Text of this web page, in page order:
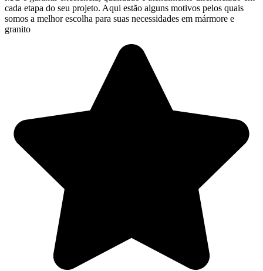
cada etapa do seu projeto. Aqui estão alguns motivos pelos quais
somos a melhor escolha para suas necessidades em mármore e
granito